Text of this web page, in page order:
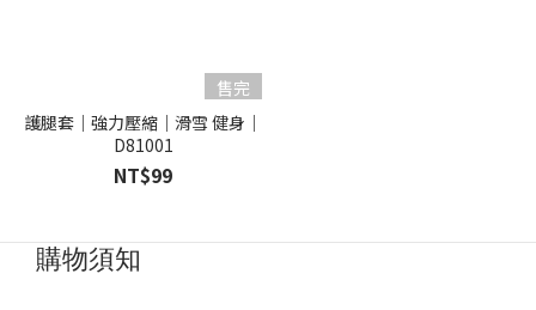
售完
護腿套｜強力壓縮｜滑雪 健身｜
D81001
NT$99
購物須知